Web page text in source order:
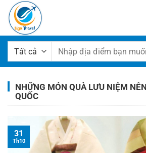
qua
dung
Tìm
NHỮNG MÓN QUÀ LƯU NIỆM
QUỐC
31
Th10